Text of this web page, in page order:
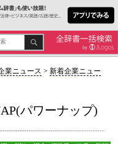
業ニュース > 新着企業ニュー
パワーナップ)